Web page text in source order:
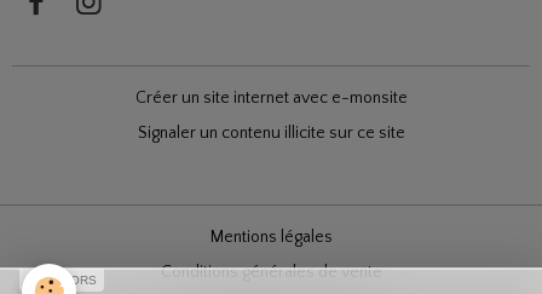
Créer un site internet avec e-monsite
Signaler un contenu illicite sur ce site
Mentions légales
Conditions générales de vente
SPONSORS